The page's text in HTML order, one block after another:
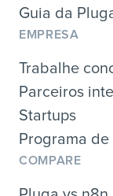
Guia da
EMPRESA
Trabalhe
Parceiros
Startups
Programa
COMPARE